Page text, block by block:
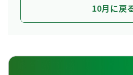
10月に戻